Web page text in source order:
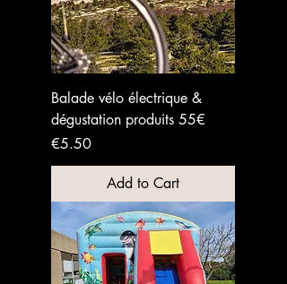
Balade vélo électrique &
dégustation produits 55€
Price
€5.50
Add to Cart